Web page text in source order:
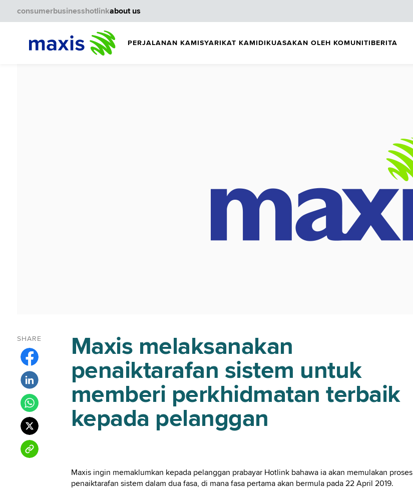
PERJALANAN KAMISYARIKAT KAMIDIKUASAKAN OLEH KOMUNITIBERITA
consumerbusinesshotlinkabout us
SHARE
Maxis melaksanakan
penaiktarafan sistem untuk
memberi perkhidmatan terbaik
kepada pelanggan
Maxis ingin memaklumkan kepada pelanggan prabayar Hotlink bahawa ia akan memulakan proses
penaiktarafan sistem dalam dua fasa, di mana fasa pertama akan bermula pada 22 April 2019.